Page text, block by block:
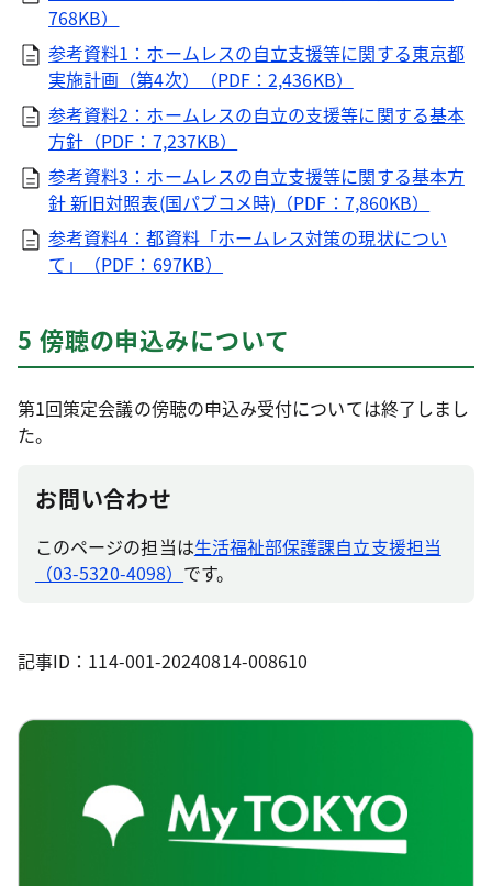
768KB）
参考資料1：ホームレスの自立支援等に関する東京都
実施計画（第4次）（PDF：2,436KB）
参考資料2：ホームレスの自立の支援等に関する基本
方針（PDF：7,237KB）
参考資料3：ホームレスの自立支援等に関する基本方
針 新旧対照表(国パブコメ時)（PDF：7,860KB）
参考資料4：都資料「ホームレス対策の現状につい
て」（PDF：697KB）
5 傍聴の申込みについて
第1回策定会議の傍聴の申込み受付については終了しまし
た。
お問い合わせ
このページの担当は生活福祉部保護課自立支援担当
（03-5320-4098） です。
記事ID：114-001-20240814-008610